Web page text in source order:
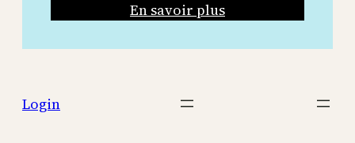
En savoir plus
Login